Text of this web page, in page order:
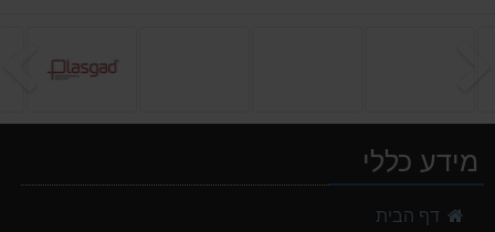
מידע כללי
דף הבית